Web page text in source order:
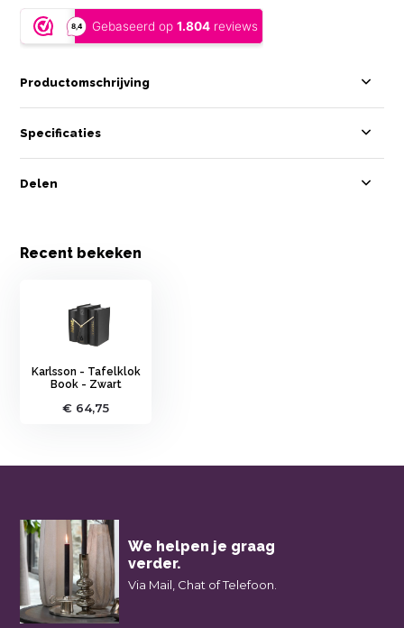
Productomschrijving
Specificaties
Delen
Recent bekeken
Karlsson - Tafelklok
Book - Zwart
€ 64,75
We helpen je graag
verder.
Via Mail, Chat of Telefoon.